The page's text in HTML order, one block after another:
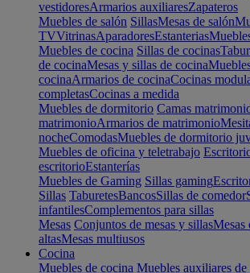
vestidoresArmarios auxiliaresZapateros
Muebles de salón SillasMesas de salón
TVVitrinasAparadoresEstanterias
Muebles de cocina Sillas de cocinas
de cocinaMesas y sillas de cocina
cocinaArmarios de cocinaCocinas
completasCocinas a medida
Muebles de dormitorio Camas
matrimonioArmarios de matrimonio
nocheComodasMuebles de dormitorio
Muebles de oficina y teletrabajo
escritorioEstanterías
Muebles de Gaming Sillas gaming
Sillas TaburetesBancosSillas de comedor
infantilesComplementos para sillas
Mesas Conjuntos de mesas y sillasMesas
altasMesas multiusos
Cocina
Muebles de cocina Muebles auxiliares de